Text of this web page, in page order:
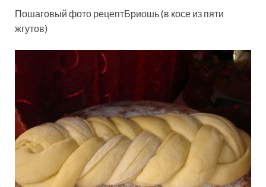
Пошаговый фото рецептБриошь (в косе из пяти
жгутов)